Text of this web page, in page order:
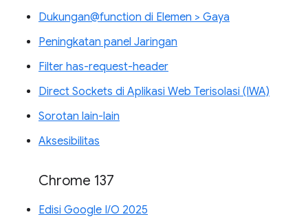
Dukungan@function di Elemen > Gaya
Peningkatan panel Jaringan
Filter has-request-header
Direct Sockets di Aplikasi Web Terisolasi (IWA)
Sorotan lain-lain
Aksesibilitas
Chrome 137
Edisi Google I/O 2025